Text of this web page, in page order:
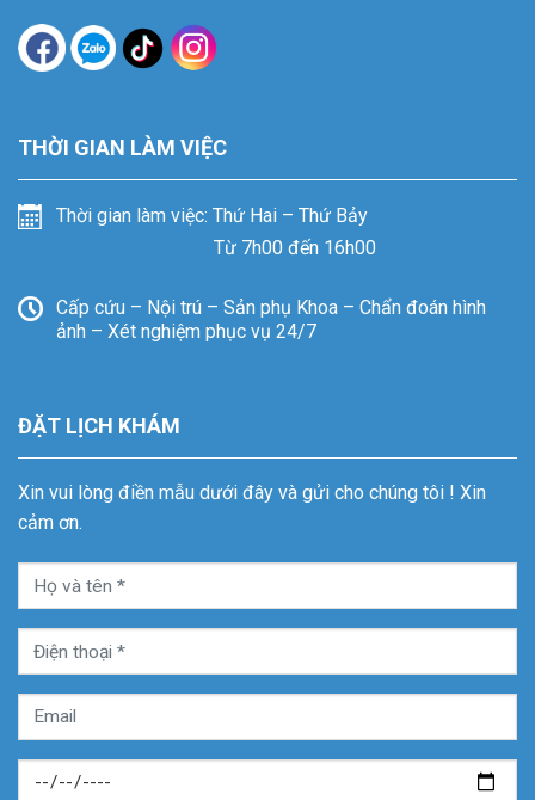
THỜI GIAN LÀM VIỆC
Thời gian làm việc: Thứ Hai – Thứ Bảy
Từ 7h00 đến 16h00
Cấp cứu – Nội trú – Sản phụ Khoa – Chẩn đoán hình
ảnh – Xét nghiệm phục vụ 24/7
ĐẶT LỊCH KHÁM
Xin vui lòng điền mẫu dưới đây và gửi cho chúng tôi ! Xin
cảm ơn.